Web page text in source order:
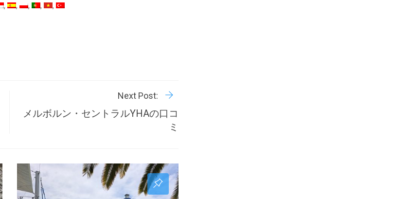
Next Post:
メルボルン・セントラルYHAの口コ
ミ